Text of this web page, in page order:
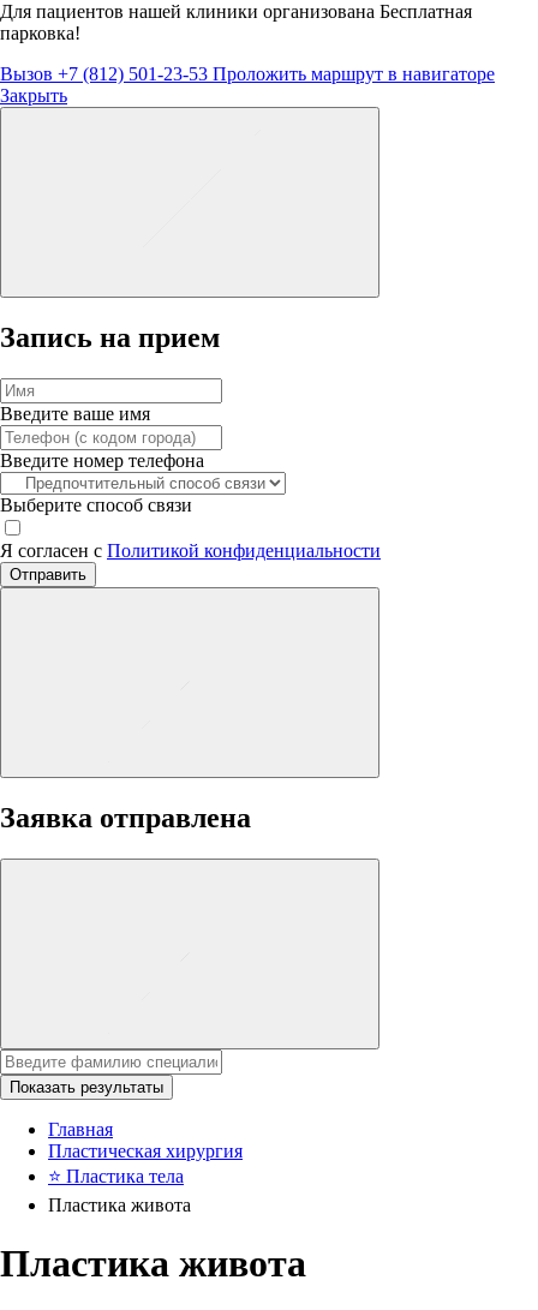
Для пациентов нашей клиники организована Бесплатная
парковка!
Вызов +7 (812) 501-23-53 Проложить маршрут в навигаторе
Закрыть
Запись на прием
Введите ваше имя
Введите номер телефона
Выберите способ связи
Я согласен с Политикой конфиденциальности
Отправить
Заявка отправлена
Показать результаты
Главная
Пластическая хирургия
⭐ Пластика тела
Пластика живота
Пластика живота